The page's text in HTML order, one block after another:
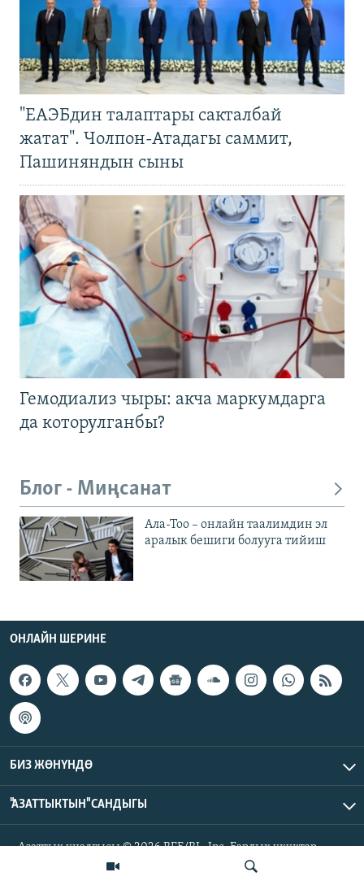
"ЕАЭБдин талаптары сакталбай
жатат". Чолпон-Атадагы саммит,
Пашиняндын сыны
Гемодиализ чыры: акча маркумдарга
да которулганбы?
Блог - Миңсанат
Ала-Тоо – онлайн таалимдин эл
аралык бешиги болууга тийиш
ОНЛАЙН ШЕРИНЕ
БИЗ ЖӨНҮНДӨ
"АЗАТТЫКТЫН" САНДЫГЫ
Азаттык үналгысы © 2026 RFE/RL, Inc. Бардык укуктар